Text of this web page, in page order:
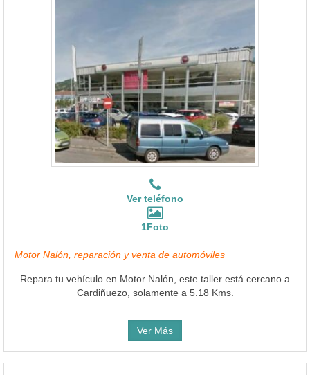
Ver teléfono
1Foto
Motor Nalón, reparación y venta de automóviles
Repara tu vehículo en Motor Nalón, este taller está cercano a
Cardiñuezo, solamente a 5.18 Kms.
Ver Más